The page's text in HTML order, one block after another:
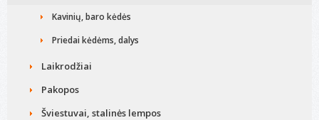
Kavinių, baro kėdės
Priedai kėdėms, dalys
Laikrodžiai
Pakopos
Šviestuvai, stalinės lempos